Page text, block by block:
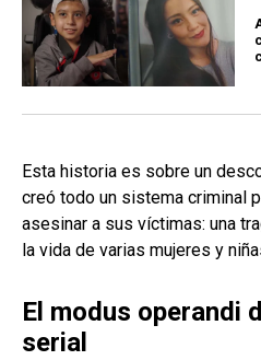
Esta historia es sobre un
creó todo un sistema criminal
asesinar a sus víctimas: una
la vida de varias mujeres y
El modus operandi
serial